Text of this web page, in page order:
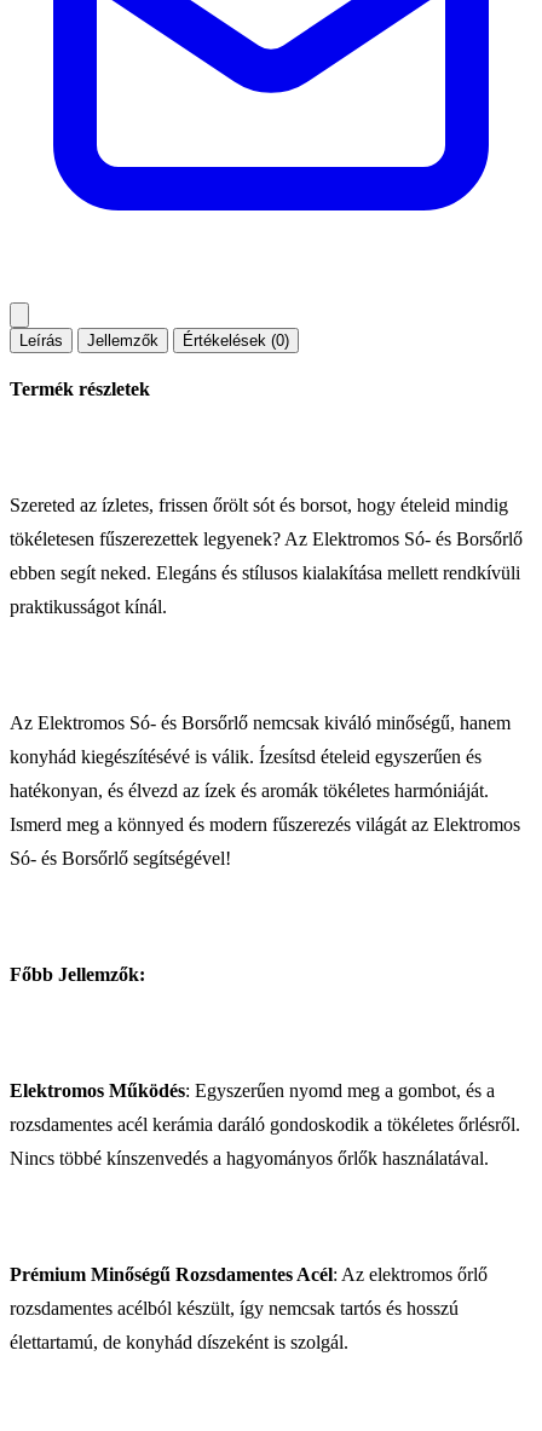
Leírás Jellemzők Értékelések (0)
Termék részletek
Szereted az ízletes, frissen őrölt sót és borsot, hogy ételeid mindig
tökéletesen fűszerezettek legyenek? Az Elektromos Só- és Borsőrlő
ebben segít neked. Elegáns és stílusos kialakítása mellett rendkívüli
praktikusságot kínál.
Az Elektromos Só- és Borsőrlő nemcsak kiváló minőségű, hanem
konyhád kiegészítésévé is válik. Ízesítsd ételeid egyszerűen és
hatékonyan, és élvezd az ízek és aromák tökéletes harmóniáját.
Ismerd meg a könnyed és modern fűszerezés világát az Elektromos
Só- és Borsőrlő segítségével!
Főbb Jellemzők:
Elektromos Működés: Egyszerűen nyomd meg a gombot, és a
rozsdamentes acél kerámia daráló gondoskodik a tökéletes őrlésről.
Nincs többé kínszenvedés a hagyományos őrlők használatával.
Prémium Minőségű Rozsdamentes Acél: Az elektromos őrlő
rozsdamentes acélból készült, így nemcsak tartós és hosszú
élettartamú, de konyhád díszeként is szolgál.